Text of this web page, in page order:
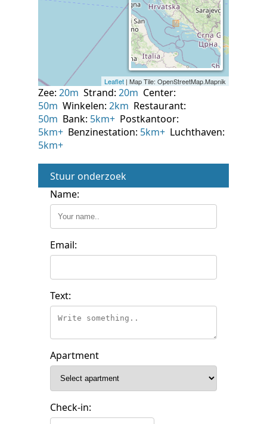
Zee: 20m Strand: 20m Center:
50m Winkelen: 2km Restaurant:
50m Bank: 5km+ Postkantoor:
5km+ Benzinestation: 5km+ Luchthaven:
5km+
Stuur onderzoek
Name:
Email:
Text:
Apartment
Check-in: